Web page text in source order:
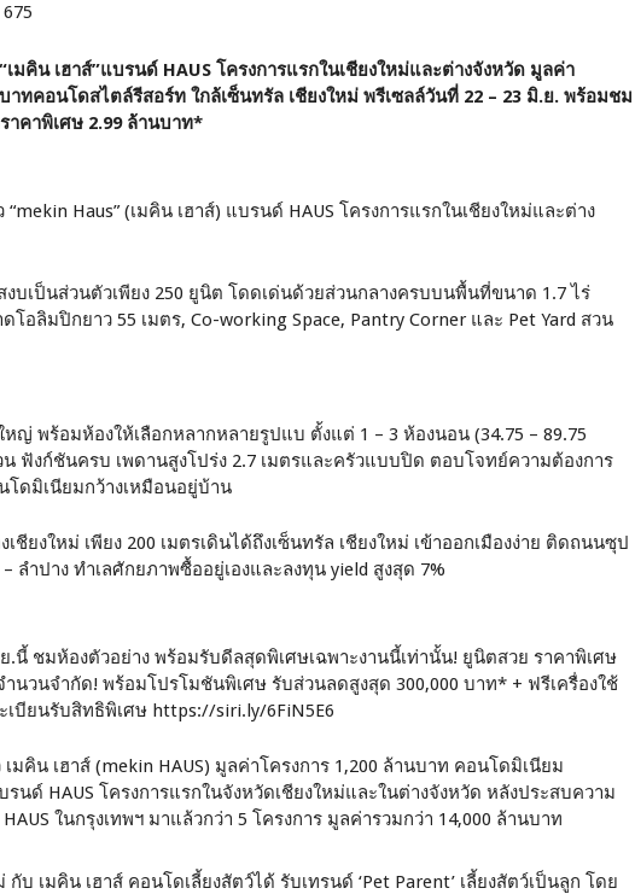
675
มคิน เฮาส์”แบรนด์ HAUS โครงการแรกในเชียงใหม่และต่างจังหวัด มูลค่า
าทคอนโดสไตล์รีสอร์ท ใกล้เซ็นทรัล เชียงใหม่ พรีเซลล์วันที่ 22 – 23 มิ.ย. พร้อมชม
าคาพิเศษ 2.99 ล้านบาท*
Haus” (เมคิน เฮาส์) แบรนด์ HAUS โครงการแรกในเชียงใหม่และต่าง
งบเป็นส่วนตัวเพียง 250 ยูนิต โดดเด่นด้วยส่วนกลางครบบนพื้นที่ขนาด 1.7 ไร่
โอลิมปิกยาว 55 เมตร, Co-working Space, Pantry Corner และ Pet Yard สวน
ญ่ พร้อมห้องให้เลือกหลากหลายรูปแบ ตั้งแต่ 1 – 3 ห้องนอน (34.75 – 89.75
ฟังก์ชันครบ เพดานสูงโปร่ง 2.7 เมตรและครัวแบบปิด ตอบโจทย์ความต้องการ
ดมิเนียมกว้างเหมือนอยู่บ้าน
เชียงใหม่ เพียง 200 เมตรเดินได้ถึงเซ็นทรัล เชียงใหม่ เข้าออกเมืองง่าย ติดถนนซุป
– ลำปาง ทำเลศักยภาพซื้ออยู่เองและลงทุน yield สูงสุด 7%
ย.นี้ ชมห้องตัวอย่าง พร้อมรับดีลสุดพิเศษเฉพาะงานนี้เท่านั้น! ยูนิตสวย ราคาพิเศษ
ำนวนจำกัด! พร้อมโปรโมชันพิเศษ รับส่วนลดสูงสุด 300,000 บาท* + ฟรีเครื่องใช้
บียนรับสิทธิพิเศษ https://siri.ly/6FiN5E6
มคิน เฮาส์ (mekin HAUS) มูลค่าโครงการ 1,200 ล้านบาท คอนโดมิเนียม
นด์ HAUS โครงการแรกในจังหวัดเชียงใหม่และในต่างจังหวัด หลังประสบความ
ในกรุงเทพฯ มาแล้วกว่า 5 โครงการ มูลค่ารวมกว่า 14,000 ล้านบาท
กับ เมคิน เฮาส์ คอนโดเลี้ยงสัตว์ได้ รับเทรนด์ ‘Pet Parent’ เลี้ยงสัตว์เป็นลูก โดย